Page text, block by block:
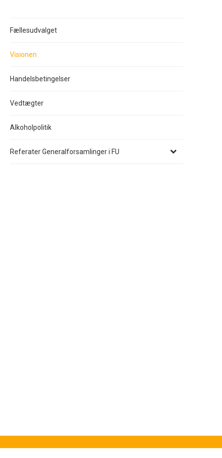
Fællesudvalget
Visionen
Handelsbetingelser
Vedtægter
Alkoholpolitik
Referater Generalforsamlinger i FU